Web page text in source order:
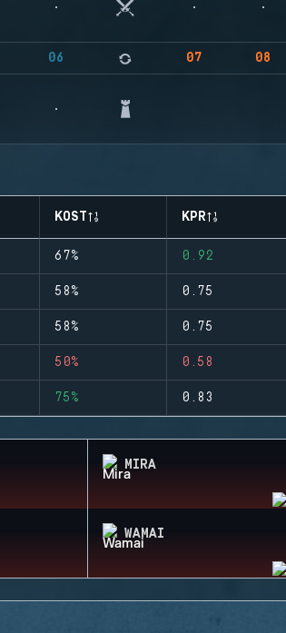
06 07 08
KOST KPR
67% 0.92
58% 0.75
58% 0.75
50% 0.58
75% 0.83
MIRA
WAMAI